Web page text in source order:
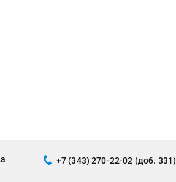
+7 (343) 270-22-02 (доб. 331)